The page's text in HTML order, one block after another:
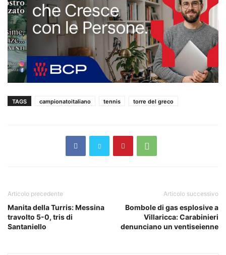
TAGS campionatoitaliano tennis torre del greco
Articolo precedente
Manita della Turris: Messina
travolto 5-0, tris di
Santaniello
Articolo successivo
Bombole di gas esplosive a
Villaricca: Carabinieri
denunciano un ventiseienne